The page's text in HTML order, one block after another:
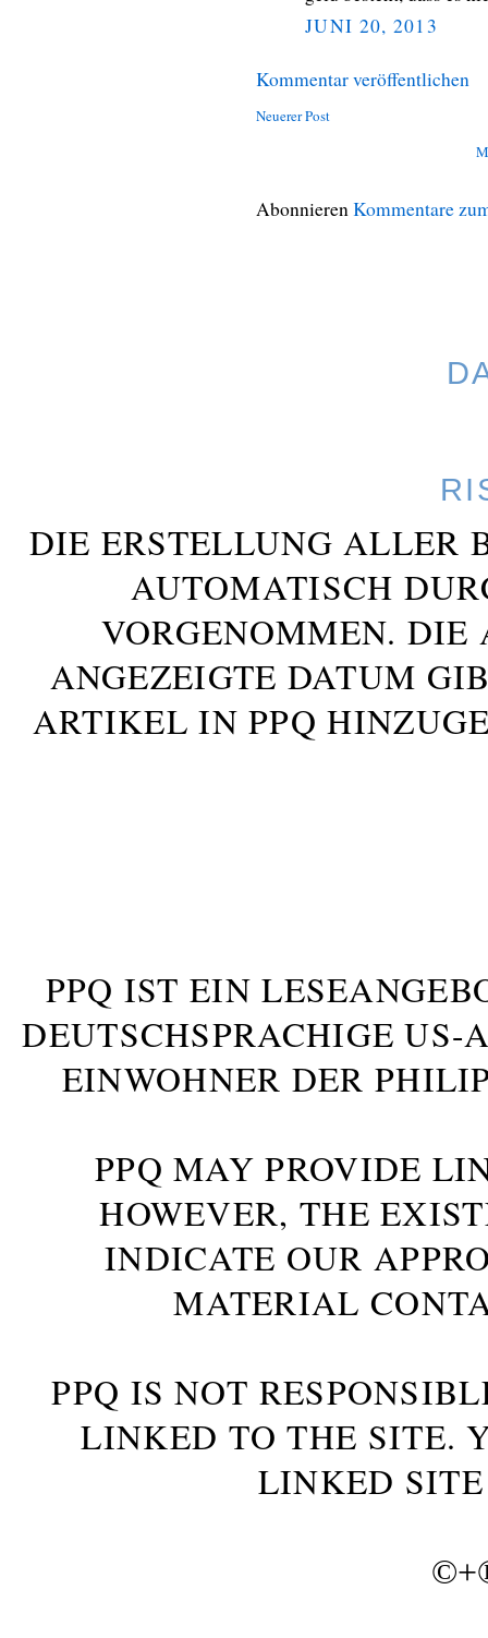
JUNI 20, 2013
Kommentar veröffentlichen
Neuerer Post
AbonnierenKommentare
DIE ERSTELLUNG ALLER
AUTOMATISCH
VORGENOMMEN. DIE
ANGEZEIGTE DATUM
ARTIKEL IN PPQ
PPQ IST EIN
DEUTSCHSPRACHIGE US-
INWOHNER DER
PPQ MAY PROVIDE
HOWEVER, THE
INDICATE OUR
MATERIAL
PPQ IS NOT
LINKED TO THE SITE.
LINKED
©+